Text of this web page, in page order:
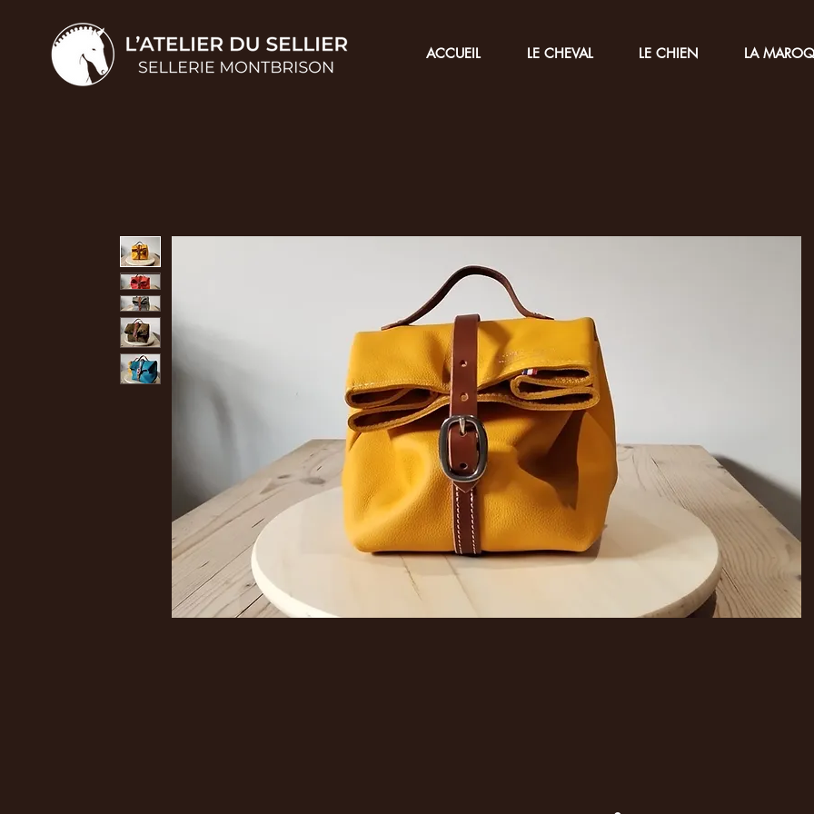
ACCUEIL LE CHEVAL LE CHIEN LA